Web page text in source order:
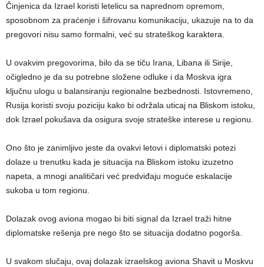
Činjenica da Izrael koristi letelicu sa naprednom opremom,
sposobnom za praćenje i šifrovanu komunikaciju, ukazuje na to da
pregovori nisu samo formalni, već su strateškog karaktera.
U ovakvim pregovorima, bilo da se tiču Irana, Libana ili Sirije,
očigledno je da su potrebne složene odluke i da Moskva igra
ključnu ulogu u balansiranju regionalne bezbednosti. Istovremeno,
Rusija koristi svoju poziciju kako bi održala uticaj na Bliskom istoku,
dok Izrael pokušava da osigura svoje strateške interese u regionu.
Ono što je zanimljivo jeste da ovakvi letovi i diplomatski potezi
dolaze u trenutku kada je situacija na Bliskom istoku izuzetno
napeta, a mnogi analitičari već predviđaju moguće eskalacije
sukoba u tom regionu.
Dolazak ovog aviona mogao bi biti signal da Izrael traži hitne
diplomatske rešenja pre nego što se situacija dodatno pogorša.
U svakom slučaju, ovaj dolazak izraelskog aviona Shavit u Moskvu